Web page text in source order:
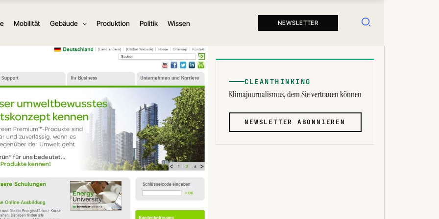
Mobilität Gebäude Produktion Politik Wissen NEWSLETTER Suchen
CLEANTHINKING
Klimajournalismus, dem Sie vertrauen können
NEWSLETTER ABONNIEREN